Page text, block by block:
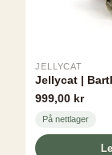
JELLYCAT
Jellycat |
999,00 kr
På nettlager